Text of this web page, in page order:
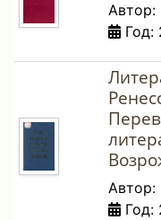
Автор:
Год:
Автор:
Год: